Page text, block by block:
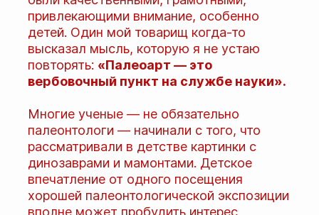
привлекающими внимание, особенно
детей. Один мой товарищ когда-то
высказал мысль, которую я не устаю
повторять: «Палеоарт — это
вербовочный пункт на службе науки».
Многие ученые — не обязательно
палеонтологи — начинали с того, что
рассматривали в детстве картинки с
динозаврами и мамонтами. Детское
впечатление от одного посещения
хорошей палеонтологической экспозиции
вполне может пробудить интерес